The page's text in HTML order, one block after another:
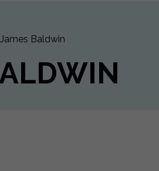
Baldwin